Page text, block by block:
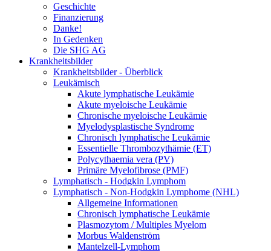
Geschichte
Finanzierung
Danke!
In Gedenken
Die SHG AG
Krankheitsbilder
Krankheitsbilder - Überblick
Leukämisch
Akute lymphatische Leukämie
Akute myeloische Leukämie
Chronische myeloische Leukämie
Myelodysplastische Syndrome
Chronisch lymphatische Leukämie
Essentielle Thrombozythämie (ET)
Polycythaemia vera (PV)
Primäre Myelofibrose (PMF)
Lymphatisch - Hodgkin Lymphom
Lymphatisch - Non-Hodgkin Lymphome (NHL)
Allgemeine Informationen
Chronisch lymphatische Leukämie
Plasmozytom / Multiples Myelom
Morbus Waldenström
Mantelzell-Lymphom